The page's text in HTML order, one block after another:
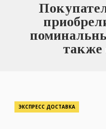
также
ЭКСПРЕСС ДОСТАВКА